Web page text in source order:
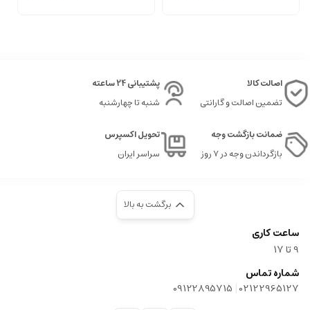
اصالت کالا
تضمین اصالت و گارانتی
پشتیبانی 24 ساعته
شنبه تا چهارشنبه
ضمانت بازگشت وجه
بازگرداندن وجه در ۷ روز
تحویل اکسپرس
سراسر ایران
برگشت به بالا
ساعت کاری
9‌ تا ۱۷
شماره تماس
02122965127
|
09122895715